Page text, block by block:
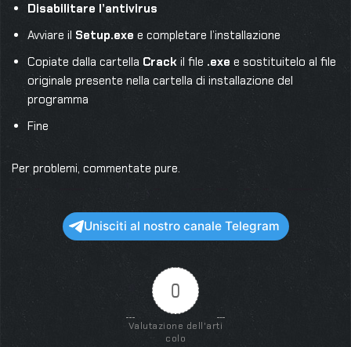
Disabilitare l’antivirus
Avviare il Setup.exe e completare l’installazione
Copiate dalla cartella Crack il file .exe e sostituitelo al file
originale presente nella cartella di installazione del
programma
Fine
Per problemi, commentate pure.
Unisciti al nostro canale Telegram
0
Valutazione dell'arti
colo